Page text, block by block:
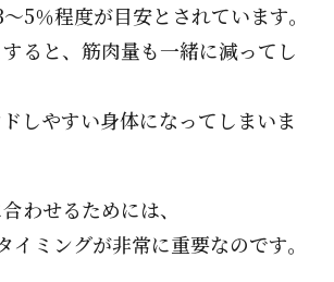
5％程度が目安とされています。
ると、筋肉量も一緒に減ってし
しやすい身体になってしまいま
わせるためには、
イミングが非常に重要なのです。